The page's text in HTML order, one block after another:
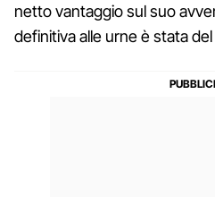
netto vantaggio sul suo
definitiva alle urne è stata